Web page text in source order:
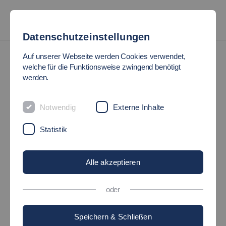
EXKURSIONEN
Zurück
Datenschutzeinstellungen
Auf unserer Webseite werden Cookies verwendet,
welche für die Funktionsweise zwingend benötigt
werden.
Notwendig Externe Inhalte
Statistik
Alle akzeptieren
oder
Speichern & Schließen